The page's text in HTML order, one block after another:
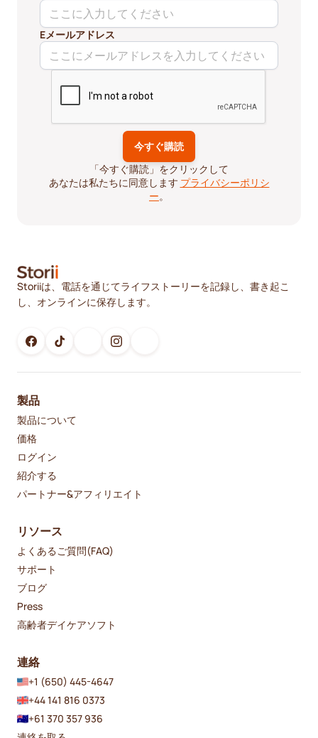
Eメールアドレス
「今すぐ購読」をクリックして
あなたは私たちに同意します プライバシーポリシ
ー。
Storiiは、電話を通じてライフストーリーを記録し、書き起こ
し、オンラインに保存します。
製品
製品について
価格
ログイン
紹介する
パートナー&アフィリエイト
リソース
よくあるご質問(FAQ)
サポート
ブログ
Press
高齢者デイケアソフト
連絡
+1 (650) 445-4647
+44 141 816 0373
+61 370 357 936